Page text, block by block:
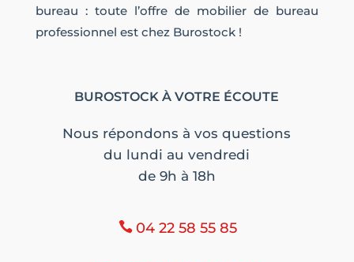
bureau : toute l’offre de mobilier de bureau
professionnel est chez Burostock !
BUROSTOCK À VOTRE ÉCOUTE
Nous répondons à vos questions
du lundi au vendredi
de 9h à 18h
04 22 58 55 85